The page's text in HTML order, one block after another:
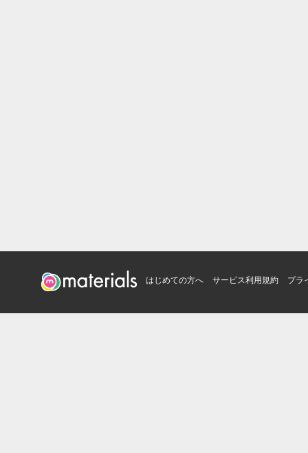
はじめての方へ サービス利用規約 プラ